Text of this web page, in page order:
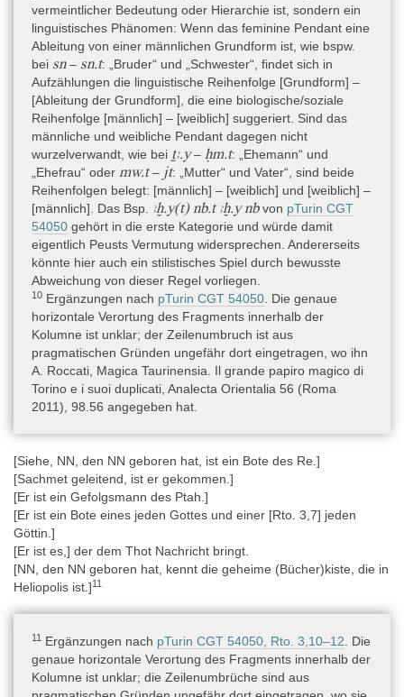
Schrift
Hieratisch
Die Leserichtung verläuft von rechts nach links. Der Text enthält
einige Rubra.
Sprache
Ägyptisch-Koptisch » Ägyptisch » Mittelägyptisch,
Ägyptisch-Koptisch » Ägyptisch » Neuägyptisch
Der Recto-Text ist mittelägyptisch mit einigen neuägyptischen
grammatischen Konstruktionen (v.a. neuägyptische
Possessivpronomina).
Bearbeitungsgeschichte
Der Papyrus, oder besser gesagt: der später unter der Nummer
Cat. 1964 geführte Teil des Papyrus, ist in der Ägyptologie schon
früh bekannt und anfangs von wissenschaftsgeschichtlicher
Bedeutung gewesen: Er findet sich bei Champollion 1826, 46 als
(Kursivierung i.O.), und der darin enthaltene Hymnus an den Gott
Thot-Jah hat ihm geholfen, die Lesung der hieratischen
Mondsichel als „Aah“/„Ooh“ (modern
jꜥḥ
infolgedessen den letzten König der 17. Dynastie (heute als 1.
König der 18. Dynastie gezählt) mit dem in griechischen Texten
erwähnten Αμως Αμωσις gleichzusetzen.
Vom Fragment Cat. 1964 wurde von Pleyte – Rossi 1869, Taf.
23–25 ein Faksimile von Recto und Verso publiziert. Roccati
1975, 245 meldet, dass im August 1969 dieser Papyrus
zusammen mit anderen Fragmenten als Parallele zu pTurin CGT
54050 recto erkannt wurde. Im Jahr 2011 erfolgte die Publikation
einer synoptischen hieroglyphischen Transliteration zusammen
mit einer Übersetzung des Textes, weitestgehend basierend auf
vermeintlicher Bedeutung oder Hierarchie ist, sondern ein
linguistisches Phänomen: Wenn das feminine Pendant eine
Ableitung von einer männlichen Grundform ist, wie bspw.
bei sn– sn.t: „Bruder“ und „Schwester“, findet sich in
Aufzählungen die linguistische Reihenfolge [Grundform] –
[Ableitung der Grundform], die eine biologische/soziale
Reihenfolge [männlich] – [weiblich] suggeriert. Sind das
männliche und weibliche Pendant dagegen nicht
wurzelverwandt, wie bei ṯꜣ.y– ḥm.t: „Ehemann“ und
„Ehefrau“ oder mw.t– jt: „Mutter“ und Vater“, sind beide
Reihenfolgen belegt: [männlich] – [weiblich] und [weiblich] –
[männlich]. Das Bsp.
ꜣḫ.y(t) nb.t ꜣḫ.y nbvon pTurin CGT
54050 gehört in die erste Kategorie und würde damit
eigentlich Peusts Vermutung widersprechen. Andererseits
könnte hier auch ein stilistisches Spiel durch bewusste
Abweichung von dieser Regel vorliegen.
10 Ergänzungen nach pTurin CGT 54050 . Die genaue
horizontale Verortung des Fragments innerhalb der
Kolumne ist unklar; der Zeilenumbruch ist aus
pragmatischen Gründen ungefähr dort eingetragen, wo ihn
A. Roccati, Magica Taurinensia. Il grande papiro magico di
Torino e i suoi duplicati, Analecta Orientalia 56 (Roma
2011), 98.56 angegeben hat.
[Siehe, NN, den NN geboren hat, ist ein Bote des Re.]
[Sachmet geleitend, ist er gekommen.]
[Er ist ein Gefolgsmann des Ptah.]
[Er ist ein Bote eines jeden Gottes und einer [Rto. 3,7] jeden
Göttin.]
[Er ist es,] der dem Thot Nachricht bringt.
[NN, den NN geboren hat, kennt die geheime (Bücher)kiste, die in
Heliopolis ist.]11
11 Ergänzungen nach pTurin CGT 54050, Rto. 3,10–12 . Die
genaue horizontale Verortung des Fragments innerhalb der
Kolumne ist unklar; die Zeilenumbrüche sind aus